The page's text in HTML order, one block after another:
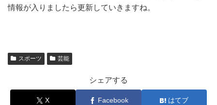
情報が入りましたら更新していきますね。
スポーツ 芸能
シェアする
X Facebook はてブ